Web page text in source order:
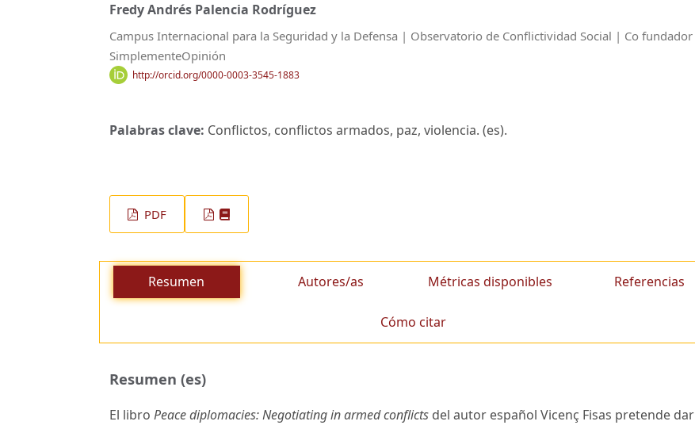
Fredy Andrés Palencia Rodríguez
Campus Internacional para la Seguridad y la Defensa | Observatorio de Conflictividad Social | Co fundador
SimplementeOpinión
http://orcid.org/0000-0003-3545-1883
Palabras clave: Conflictos, conflictos armados, paz, violencia. (es).
PDF
Resumen Autores/as Métricas disponibles Referencias
Cómo citar
Resumen (es)
El libro Peace diplomacies: Negotiating in armed conflicts del autor español Vicenç Fisas pretende dar